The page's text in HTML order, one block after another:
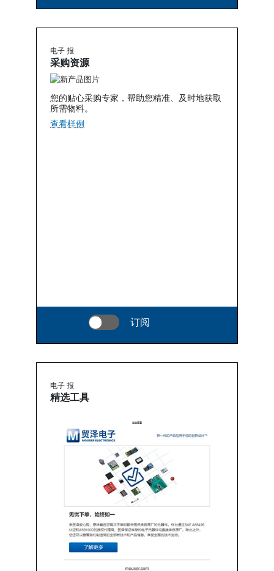
电子 报
采购资源
您的贴心采购专家，帮助您精准、及时地获取
所需物料。
查看样例
订阅
电子 报
精选工具